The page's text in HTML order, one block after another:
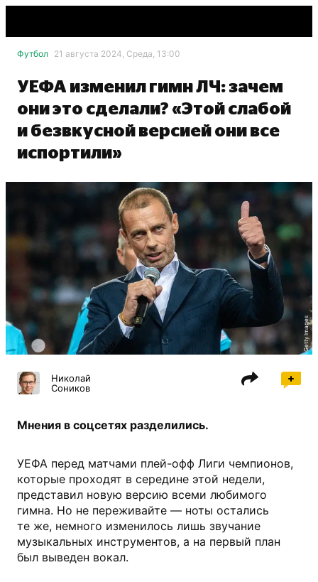
Футбол 21 августа 2024, Среда, 13:00
УЕФА изменил гимн ЛЧ: зачем
они это сделали? «Этой слабой
и безвкусной версией они все
испортили»
Getty Images
Николай
Соников
Мнения в соцсетях разделились.
УЕФА перед матчами плей-офф Лиги чемпионов,
которые проходят в середине этой недели,
представил новую версию всеми любимого
гимна. Но не переживайте — ноты остались
те же, немного изменилось лишь звучание
музыкальных инструментов, а на первый план
был выведен вокал.